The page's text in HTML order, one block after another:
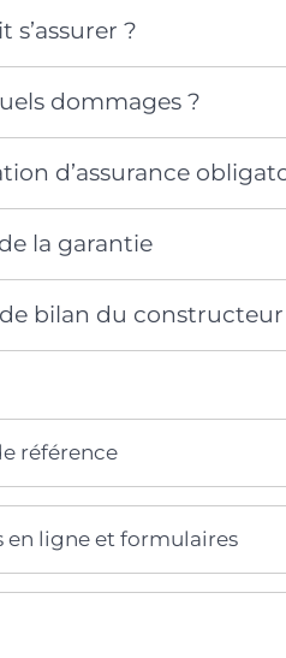
s’assurer ?
dommages ?
d’assurance
la garantie
bilan du constructeur
référence
en ligne et formulaires